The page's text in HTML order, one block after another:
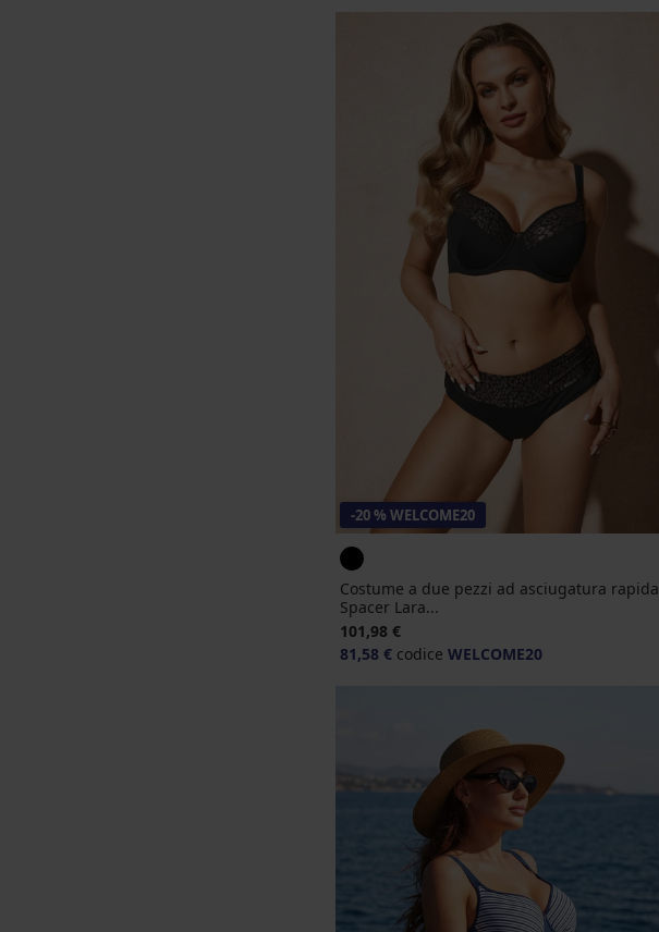
-20 % WELCOME20
Costume a due pezzi ad asciugatura rapida
Spacer Lara...
101,98 €
81,58 € codice WELCOME20